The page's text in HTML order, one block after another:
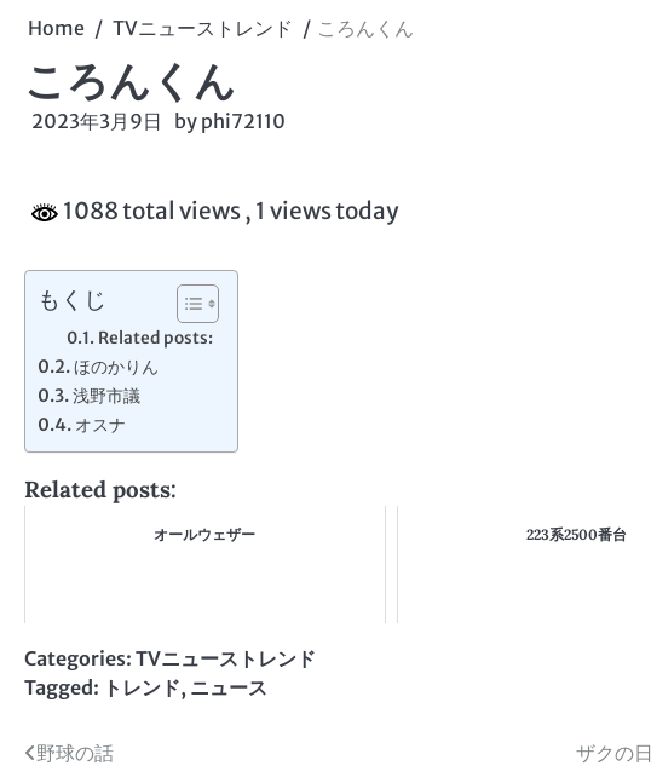
Home TVニューストレンド ころんくん
ころんくん
2023年3月9日 by phi72110
1088 total views, 1 views today
もくじ
Related posts:
ほのかりん
浅野市議
オスナ
Related posts:
オールウェザー 223系2500番台
Categories: TVニューストレンド
Tagged: トレンド, ニュース
投野球の話 ザクの日